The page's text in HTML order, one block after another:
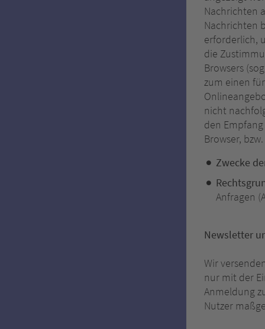
Nachrichten
Nachrichten
erforderlich,
die
Browsers
zum einen
nicht
den
Browser,
Zwecke
Anfragen
Newsletter
Wir
nur mit der
Anmeldung
Nutzer